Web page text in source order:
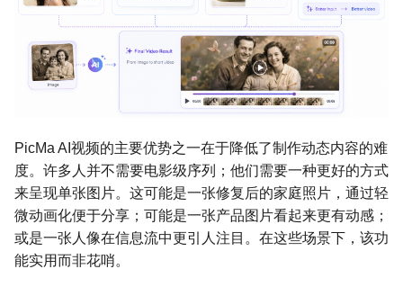
PicMa AI视频的主要优势之一在于降低了制作动态内容的难
度。许多人并不需要电影级序列；他们需要一种更好的方式
来呈现单张图片。这可能是一张修复后的家庭照片，通过轻
微动画化便于分享；可能是一张产品图片看起来更有动感；
或是一张人像在信息流中更引人注目。在这些场景下，该功
能实用而非花哨。